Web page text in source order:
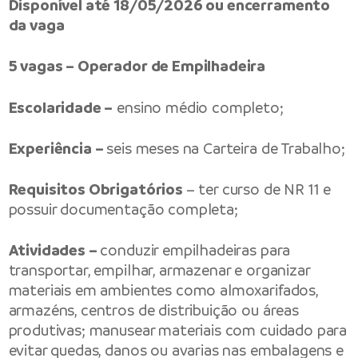
Disponível até 18/05/2026 ou encerramento
da vaga
5 vagas – Operador de Empilhadeira
Escolaridade – ensino médio completo;
Experiência – seis meses na Carteira de Trabalho;
Requisitos Obrigatórios – ter curso de NR 11 e
possuir documentação completa;
Atividades – conduzir empilhadeiras para
transportar, empilhar, armazenar e organizar
materiais em ambientes como almoxarifados,
armazéns, centros de distribuição ou áreas
produtivas; manusear materiais com cuidado para
evitar quedas, danos ou avarias nas embalagens e